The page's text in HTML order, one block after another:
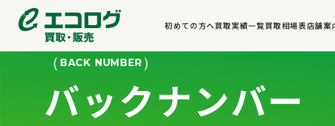
初めての方へ買取実績一覧買取相場表店舗案
BACK NUMBER
バックナンバー